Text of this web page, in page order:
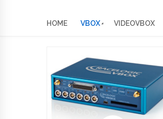
HOME VBOX VIDEOVBOX